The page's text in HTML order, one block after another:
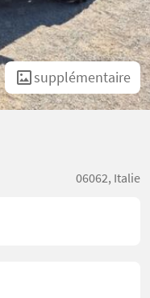
supplémentaire
06062, Italie